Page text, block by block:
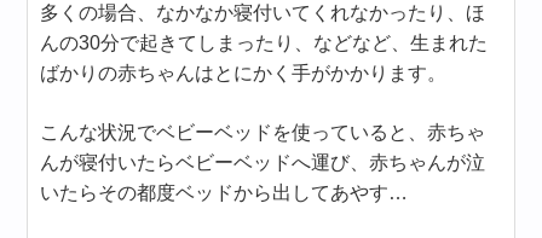
多くの場合、なかなか寝付いてくれなかったり、ほ
んの30分で起きてしまったり、などなど、生まれた
ばかりの赤ちゃんはとにかく手がかかります。
こんな状況でベビーベッドを使っていると、赤ちゃ
んが寝付いたらベビーベッドへ運び、赤ちゃんが泣
いたらその都度ベッドから出してあやす…